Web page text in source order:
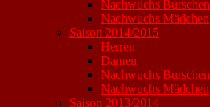
Nachwuchs Burschen
Nachwuchs Mädchen
Saison 2014/2015
Herren
Damen
Nachwuchs Burschen
Nachwuchs Mädchen
Saison 2013/2014